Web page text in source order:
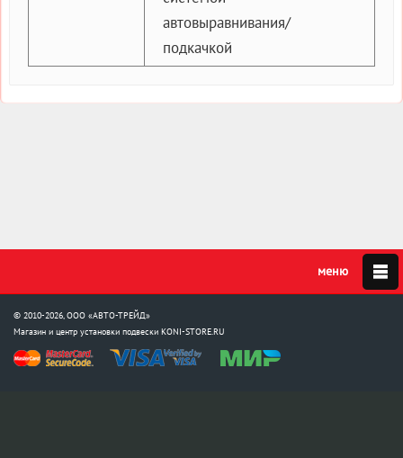
автовыравнивания/
подкачкой
© 2010-2026, ООО «АВТО-ТРЕЙД»
Магазин и центр установки подвески KONI-STORE.RU